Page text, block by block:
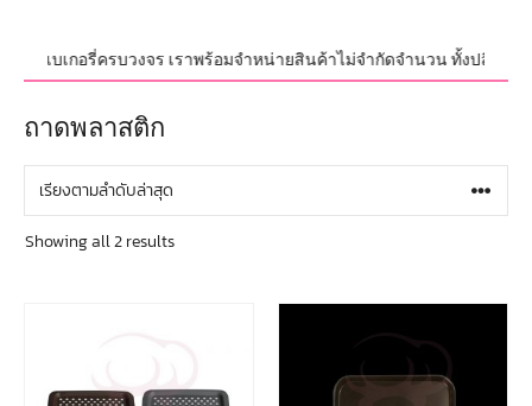
เบเกอรี่ครบวงจร เราพร้อมจำหน่ายสินค้าไม่จำกัดจำนวน ทั้งปลีกแล
ถาดพลาสติก
Showing all 2 results